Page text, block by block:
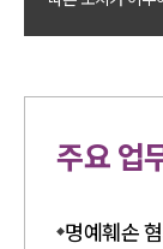
주요 업
명예훼손